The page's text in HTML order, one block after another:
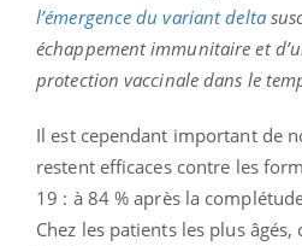
l’émergence du variant delta
échappement immunitaire et
protection vaccinale dans le
Il est cependant important de
restent efficaces contre les
19 : à 84 % après la
Chez les patients les plus